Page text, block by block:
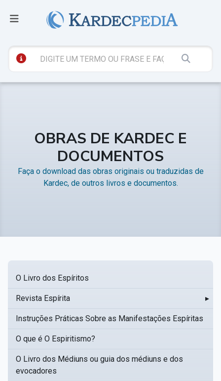
OBRAS DE KARDEC E
DOCUMENTOS
Faça o download das obras originais ou traduzidas de
Kardec, de outros livros e documentos.
O Livro dos Espíritos
Revista Espírita ▸
Instruções Práticas Sobre as Manifestações Espíritas
O que é O Espiritismo?
O Livro dos Médiuns ou guia dos médiuns e dos
evocadores